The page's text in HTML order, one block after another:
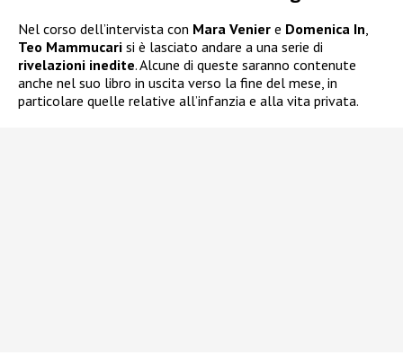
Nel corso dell’intervista con Mara Venier e Domenica In
Teo Mammucari si è lasciato andare a una serie di
rivelazioni inedite. Alcune di queste saranno contenute
anche nel suo libro in uscita verso la fine del mese, in
particolare quelle relative all’infanzia e alla vita privata.